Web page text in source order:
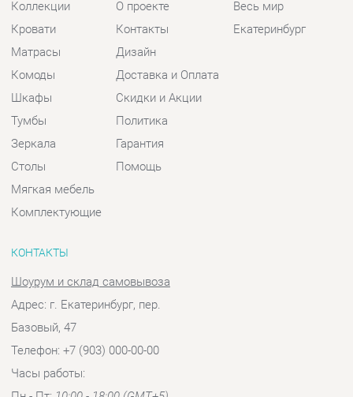
Зеркала
Столы
Мягкая мебель
Комплектующие
Помощь
КОНТАКТЫ
Шоурум и склад самовывоза
Адрес: г. Екатеринбург, пер.
Базовый, 47
Часы работы:
Пн - Пт:10:00 - 18:00 (GMT+5)
Отправить сообщение
© 2009-2026 Спальни-Екатеринбург